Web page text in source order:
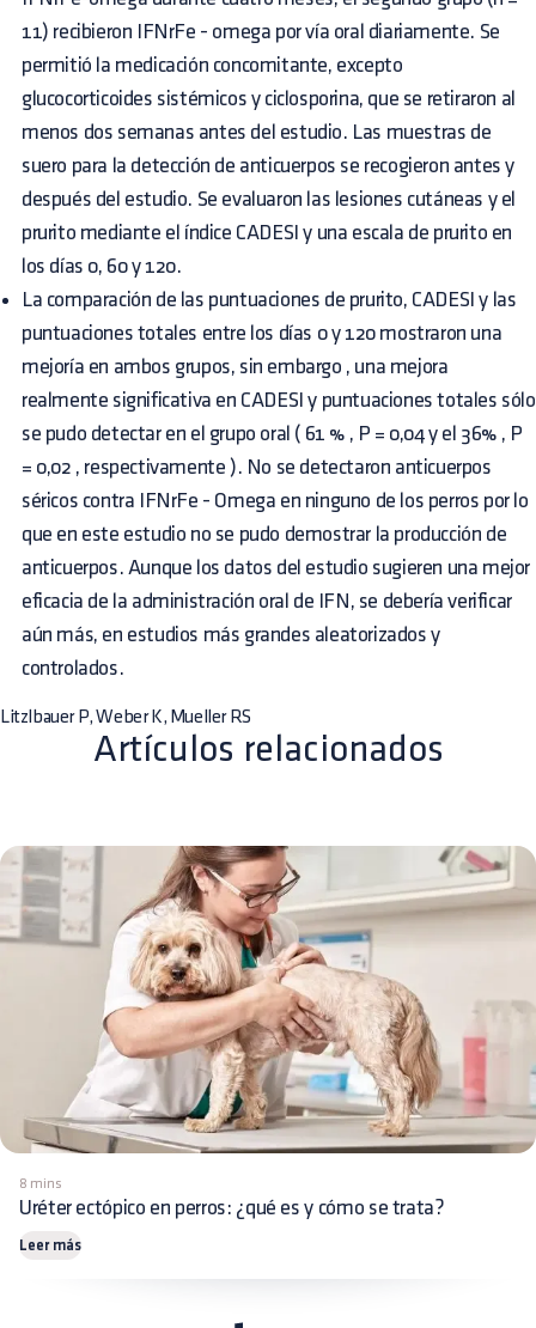
11) recibieron IFNrFe - omega por vía oral diariamente. Se
permitió la medicación concomitante, excepto
glucocorticoides sistémicos y ciclosporina, que se retiraron al
menos dos semanas antes del estudio. Las muestras de
suero para la detección de anticuerpos se recogieron antes y
después del estudio. Se evaluaron las lesiones cutáneas y el
prurito mediante el índice CADESI y una escala de prurito en
los días 0, 60 y 120.
La comparación de las puntuaciones de prurito, CADESI y las
puntuaciones totales entre los días 0 y 120 mostraron una
mejoría en ambos grupos, sin embargo , una mejora
realmente significativa en CADESI y puntuaciones totales sólo
se pudo detectar en el grupo oral ( 61 % , P = 0,04 y el 36% , P
= 0,02 , respectivamente ). No se detectaron anticuerpos
séricos contra IFNrFe - Omega en ninguno de los perros por lo
que en este estudio no se pudo demostrar la producción de
anticuerpos. Aunque los datos del estudio sugieren una mejor
eficacia de la administración oral de IFN, se debería verificar
aún más, en estudios más grandes aleatorizados y
controlados.
Litzlbauer P, Weber K, Mueller RS
Artículos relacionados
8 mins
Uréter ectópico en perros: ¿qué es y cómo se trata?
Leer más